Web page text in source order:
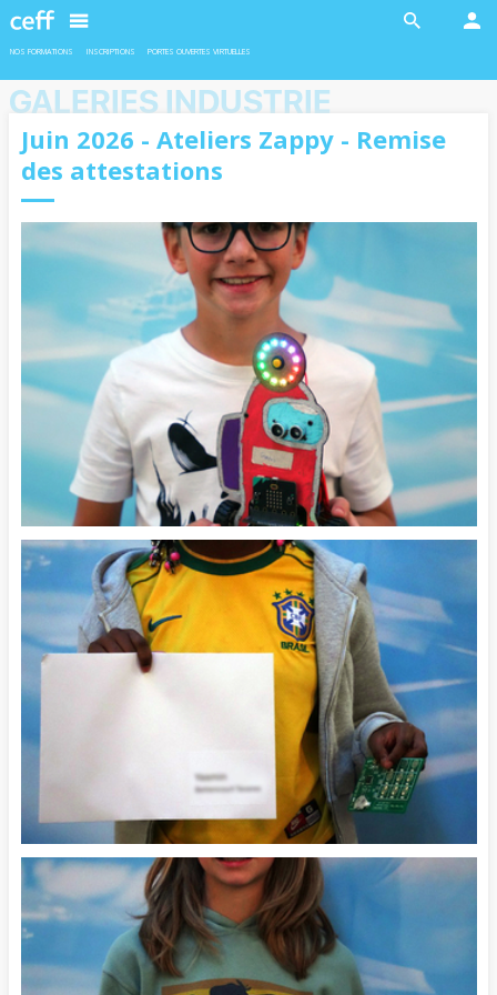
NOS FORMATIONS INSCRIPTIONS PORTES OUVERTES VIRTUELLES
GALERIES INDUSTRIE
Juin 2026 - Ateliers Zappy - Remise
des attestations
Ateliers robotiques
Deux ateliers sont proposés en
collaboration avec l'EPFL aux filles et
INDUSTRIE
En savoir plus
Formation duales
L’admission pour les formations duales
est soumise à la conclusion d’un contrat
d’apprentissage avec une entreprise
formatrice.
En savoir plus